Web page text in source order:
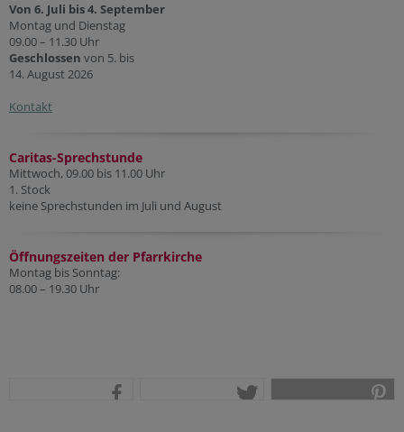
Von 6. Juli bis 4. September
Montag und Dienstag
09.00 – 11.30 Uhr
Geschlossen von 5. bis
14. August 2026
Kontakt
Caritas-Sprechstunde
Mittwoch, 09.00 bis 11.00 Uhr
1. Stock
keine Sprechstunden im Juli und August
Öffnungszeiten der Pfarrkirche
Montag bis Sonntag:
08.00 – 19.30 Uhr